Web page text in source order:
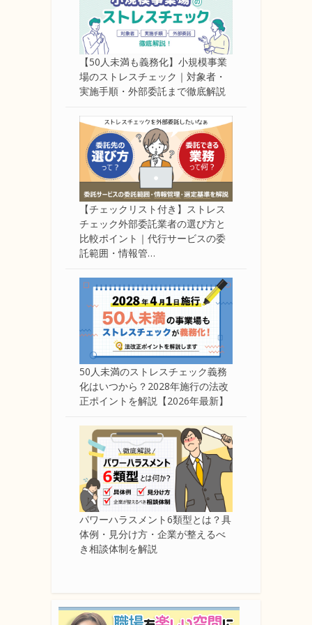
【50人未満も義務化】小規模事業
場のストレスチェック｜対象者・
実施手順・外部委託まで徹底解説
【チェックリスト付き】ストレス
チェック外部委託業者の選び方と
比較ポイント｜代行サービスの委
託範囲・情報管…
50人未満のストレスチェック義務
化はいつから？2028年施行の法改
正ポイントを解説【2026年最新】
パワーハラスメント6類型とは？具
体例・見分け方・企業が整えるべ
き相談体制を解説